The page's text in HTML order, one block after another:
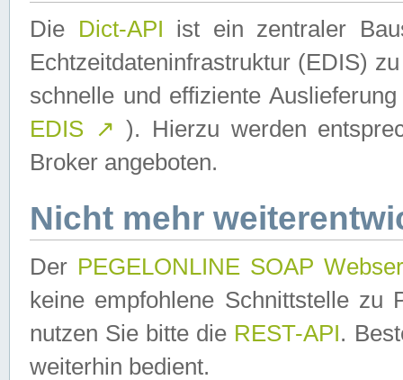
Die Dict-API ist ein zentraler
Echtzeitdateninfrastruktur (EDIS)
schnelle und effiziente
EDIS ↗ ). Hierzu werden
Broker angeboten.
Nicht mehr
Der PEGELONLINE SOAP
keine empfohlene Schnittstelle zu
nutzen Sie bitte die REST-API.
weiterhin bedient.